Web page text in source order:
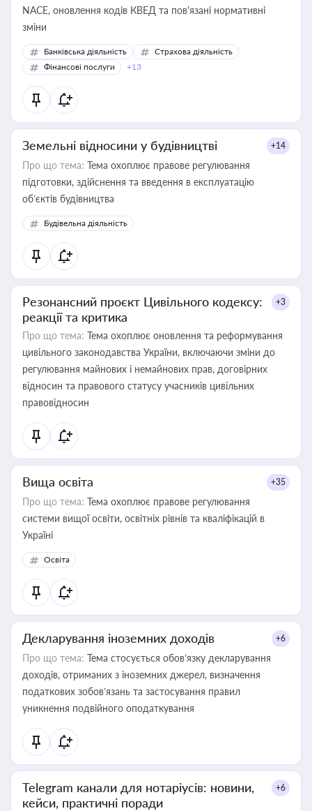
NACE, оновлення кодів КВЕД та пов'язані нормативні
зміни
Банківська діяльність
Страхова діяльність
Фінансові послуги
+13
Земельні відносини у будівництві +14
Про що тема: Тема охоплює правове регулювання
підготовки, здійснення та введення в експлуатацію
об’єктів будівництва
Будівельна діяльність
Резонансний проєкт Цивільного кодексу:
реакції та критика
+3
Про що тема: Тема охоплює оновлення та реформування
цивільного законодавства України, включаючи зміни до
регулювання майнових і немайнових прав, договірних
відносин та правового статусу учасників цивільних
правовідносин
Вища освіта +35
Про що тема: Тема охоплює правове регулювання
системи вищої освіти, освітніх рівнів та кваліфікацій в
Україні
Освіта
Декларування іноземних доходів +6
Про що тема: Тема стосується обов’язку декларування
доходів, отриманих з іноземних джерел, визначення
податкових зобов’язань та застосування правил
уникнення подвійного оподаткування
Telegram канали для нотаріусів: новини,
кейси, практичні поради
+6